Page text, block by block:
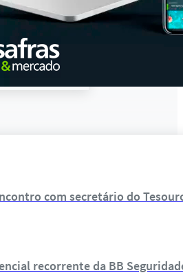
com secretário do
recorrente da BB